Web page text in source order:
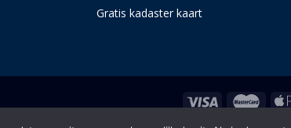
Gratis kadaster kaart